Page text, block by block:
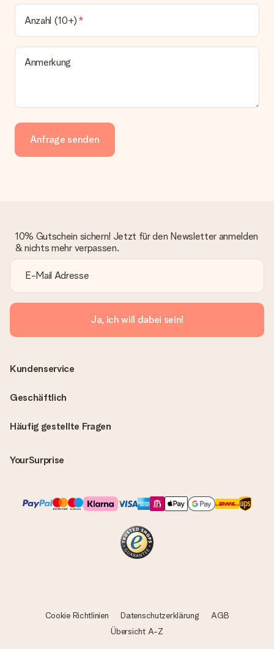
Anzahl (10+)
Anmerkung
Anfrage senden
10% Gutschein sichern! Jetzt für den Newsletter anmelden
& nichts mehr verpassen.
Ja, ich will dabei sein!
Häufig gestellte Fragen
YourSurprise
Kundenservice
Geschäftlich
Cookie Richtlinien Datenschutzerklärung
AGB
Übersicht A-Z